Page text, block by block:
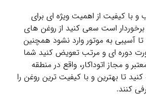
و با کیفیت از اهمیت ویژه ای برای
برخوردار است سعی کنید از روغن های
تا آسیبی به موتور وارد نشود همچنین
دوره ای و مرتب تعویض کنید شما
و مجاز اتوداکار، واقع در منطقه
کنید تا بهترین و با کیفیت ترین روغن را
کنند.